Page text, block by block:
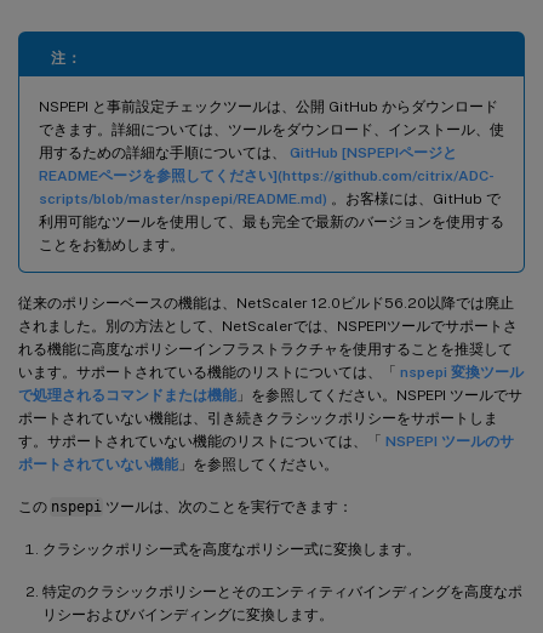
注：
NSPEPI と事前設定チェックツールは、公開 GitHub からダウンロード
できます。詳細については、ツールをダウンロード、インストール、使
用するための詳細な手順については、 GitHub [NSPEPIページと
READMEページを参照してください](https://github.com/citrix/ADC-
scripts/blob/master/nspepi/README.md) 。お客様には、GitHub で
利用可能なツールを使用して、最も完全で最新のバージョンを使用する
ことをお勧めします。
従来のポリシーベースの機能は、NetScaler 12.0ビルド56.20以降では廃止
されました。別の方法として、NetScalerでは、NSPEPIツールでサポートさ
れる機能に高度なポリシーインフラストラクチャを使用することを推奨して
います。サポートされている機能のリストについては、「 nspepi 変換ツール
で処理されるコマンドまたは機能 」を参照してください。NSPEPI ツールでサ
ポートされていない機能は、引き続きクラシックポリシーをサポートしま
す。サポートされていない機能のリストについては、「 NSPEPI ツールのサ
ポートされていない機能 」を参照してください。
この nspepi ツールは、次のことを実行できます：
クラシックポリシー式を高度なポリシー式に変換します。
特定のクラシックポリシーとそのエンティティバインディングを高度なポ
リシーおよびバインディングに変換します。